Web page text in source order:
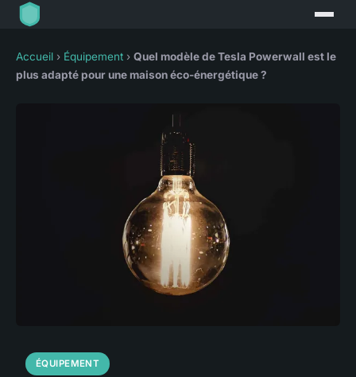
Accueil › Équipement › Quel modèle de Tesla Powerwall est le
plus adapté pour une maison éco-énergétique ?
ÉQUIPEMENT